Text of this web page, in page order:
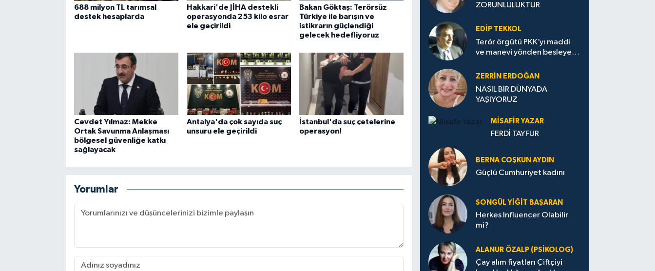
688 milyon TL tarımsal
destek hesaplarda
Hakkari'de JİHA destekli
operasyonda 253 kilo esrar
ele geçirildi
Bakan Göktaş: Terörsüz
Türkiye ile barışın ve
istikrarın güçlendiği
gelecek hedefliyoruz
Cevdet Yılmaz: Mekke
Ortak Savunma Anlaşması
bölgesel güvenliğe katkı
sağlayacak
Antalya'da çok sayıda suç
unsuru ele geçirildi
İstanbul'da suç çetelerine
operasyon!
Yorumlar
ZORUNLULUKTUR
EDIP TEKKOL
Terör örgütü PKK’yı maddi
ve manevi yönden besleyen
ZERRIN ERDOĞAN
NASIL BİR DÜNYADA
YAŞIYORUZ
MISAFIR YAZAR
FERDİ TAYFUR
BERNA COŞKUN AYDIN
Güçlü Cumhuriyet kadını
SONGÜL YIĞIT BAŞARAN
Herkes Influencer Olabilir
mi?
ALANUR ÖZALP (PSIKOLOG)
Çay alım fiyatları Çiftçiyi